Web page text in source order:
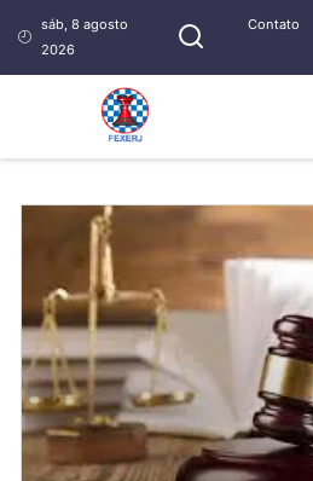
sáb, 8 agosto
2026
Contato